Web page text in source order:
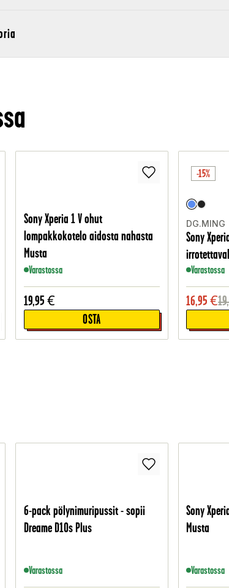
Sony Xperia 1 V ohut
lompakkokotelo aidosta nahasta
Musta
Varastossa
19,95 €
OSTA
-15%
DG.MING
Sony
Varastossa
16,95 €
6-pack pölynimuripussit - sopii
Dreame D10s Plus
Varastossa
Sony
Musta
Varastossa